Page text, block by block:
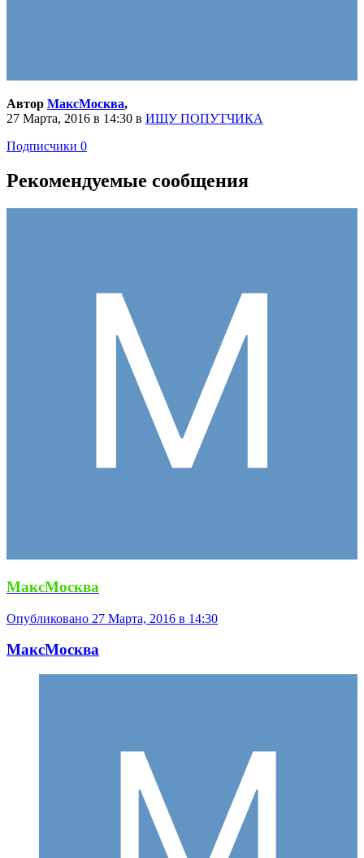
Автор МаксМосква,
27 Марта, 2016 в 14:30 в ИЩУ ПОПУТЧИКА
Подписчики 0
Рекомендуемые сообщения
МаксМосква
Опубликовано 27 Марта, 2016 в 14:30
МаксМосква